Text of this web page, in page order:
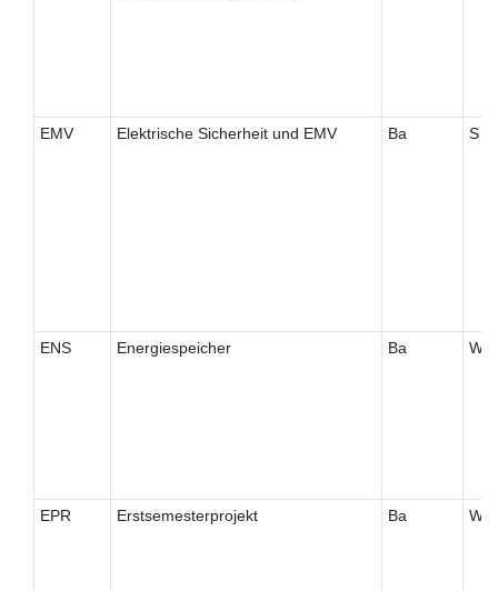
EMV Elektrische Sicherheit und EMV Ba S
ENS Energiespeicher Ba W
EPR Erstsemesterprojekt Ba W